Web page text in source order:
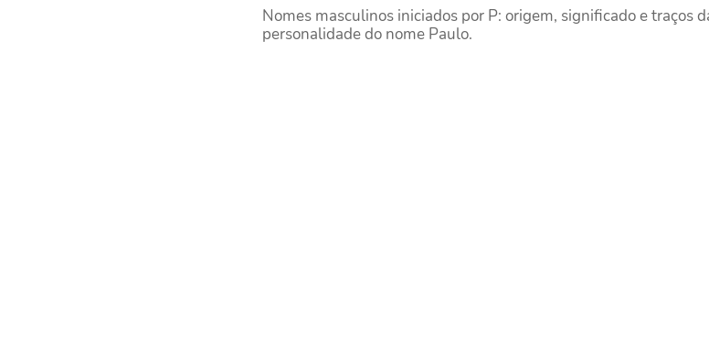
Nomes masculinos iniciados por P: origem, significado e traços
personalidade do nome Paulo.